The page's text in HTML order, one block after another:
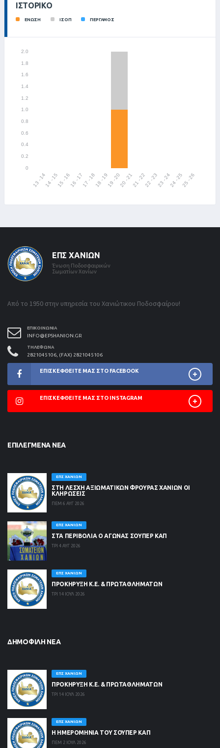
ΙΣΤΟΡΙΚΌ
ΕΝΩΣΗ ΙΣΟΠ ΠΕΡΓΑΜΟΣ
ΕΠΣ ΧΑΝΊΩΝ
Ένωση Ποδοσφαιρικών
Σωματίων Χανίων
Από το 1950 στην υπηρεσία του Χανιώτικου Ποδοσφαίρου!
ΕΠΙΚΟΙΝΩΝΊΑ
INFO@EPSHANION.GR
ΤΗΛΈΦΩΝΑ
2821045106, (FAX) 2821045106
ΕΠΙΣΚΕΦΘΕΊΤΕ ΜΑΣ ΣΤΟ FACEBOOK
ΕΠΙΣΚΕΦΘΕΊΤΕ ΜΑΣ ΣΤΟ INSTAGRAM
ΕΠΙΛΕΓΜΈΝΑ ΝΈΑ
ΕΠΣ ΧΑΝΊΩΝ
ΣΤΗ ΛΈΣΧΗ ΑΞΙΩΜΑΤΙΚΏΝ ΦΡΟΥΡΆΣ ΧΑΝΊΩΝ ΟΙ
ΚΛΗΡΏΣΕΙΣ
ΠΕΜ 6 ΑΥΓ 2026
ΕΠΣ ΧΑΝΊΩΝ
ΣΤΑ ΠΕΡΙΒΟΛΙΑ Ο ΑΓΩΝΑΣ ΣΟΥΠΕΡ ΚΑΠ
ΤΡΙ 4 ΑΥΓ 2026
ΕΠΣ ΧΑΝΊΩΝ
ΠΡΟΚΗΡΥΞΗ Κ.Ε. & ΠΡΩΤΑΘΛΗΜΑΤΩΝ
ΤΡΙ 14 ΙΟΥΛ 2026
ΔΗΜΟΦΙΛΉ ΝΈΑ
ΕΠΣ ΧΑΝΊΩΝ
ΠΡΟΚΗΡΥΞΗ Κ.Ε. & ΠΡΩΤΑΘΛΗΜΑΤΩΝ
ΤΡΙ 14 ΙΟΥΛ 2026
ΕΠΣ ΧΑΝΊΩΝ
Η ΗΜΕΡΟΜΗΝΙΑ ΤΟΥ ΣΟΥΠΕΡ ΚΑΠ
ΠΕΜ 2 ΙΟΥΛ 2026